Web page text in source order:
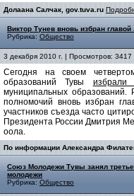
Долаана Салчак, gov.tuva.ru
Виктор Тунев вновь избран
Рубрика: Общество
3 декабря 2010 г. | Просмотров:
Сегодня на своем
образований Тувы избрали
муниципальных образований.
полномочий вновь избран
участников съезда часто
Президента России Дмитрия
оола.
По информации Александра
Союз Молодежи Тувы занял
молодежи
Рубрика: Общество